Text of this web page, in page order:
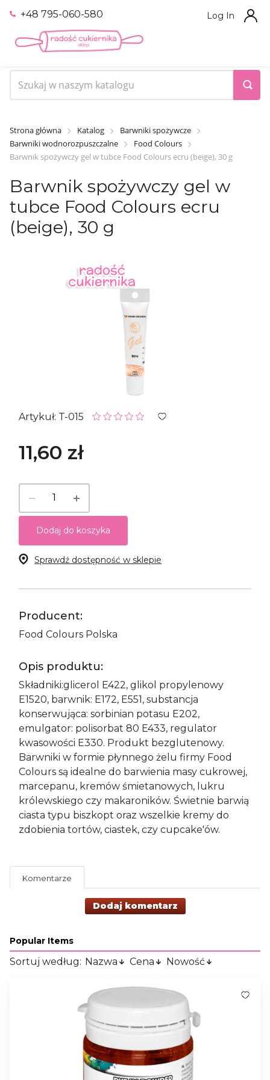
+48 795-060-580 Log In
Strona główna Katalog
Barwniki spożywcze
Barwniki wodnorozpuszczalne
Food Colours
Barwnik spożywczy gel w tubce Food Colours ecru (beige), 30 g
Barwnik spożywczy gel w
tubce Food Colours ecru
(beige), 30 g
Artykuł: T-015
11,60 zł
Dodaj do koszyka
Sprawdź dostępność w sklepie
Producent:
Food Colours Polska
Opis produktu:
Składniki:glicerol E422, glikol propylenowy
E1520, barwnik: E172, E551, substancja
konserwująca: sorbinian potasu E202,
emulgator: polisorbat 80 E433, regulator
kwasowości E330. Produkt bezglutenowy.
Barwniki w formie płynnego żelu firmy Food
Colours są idealne do barwienia masy cukrowej,
marcepanu, kremów śmietanowych, lukru
królewskiego czy makaroników. Świetnie barwią
ciasta typu biszkopt oraz wszelkie kremy do
zdobienia tortów, ciastek, czy cupcake'ów.
Komentarze
Dodaj komentarz
Popular Items
Sortuj według: Nazwa Cena Nowość